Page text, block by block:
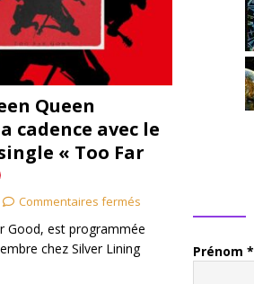
Queen
cadence avec le
« Too Far
Commentaires fermés
Good, est programmée
chez Silver Lining
Prénom *